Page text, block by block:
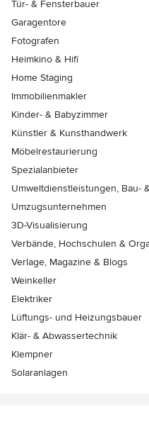
Tür- & Fensterbauer
Garagentore
Fotografen
Heimkino & Hifi
Home Staging
Immobilienmakler
Kinder- & Babyzimmer
Künstler & Kunsthandwerk
Möbelrestaurierung
Spezialanbieter
Umweltdienstleistungen, Bau-
Umzugsunternehmen
3D-Visualisierung
Verbände, Hochschulen &
Verlage, Magazine & Blogs
Weinkeller
Elektriker
Lüftungs- und Heizungsbauer
Klär- & Abwassertechnik
Klempner
Solaranlagen